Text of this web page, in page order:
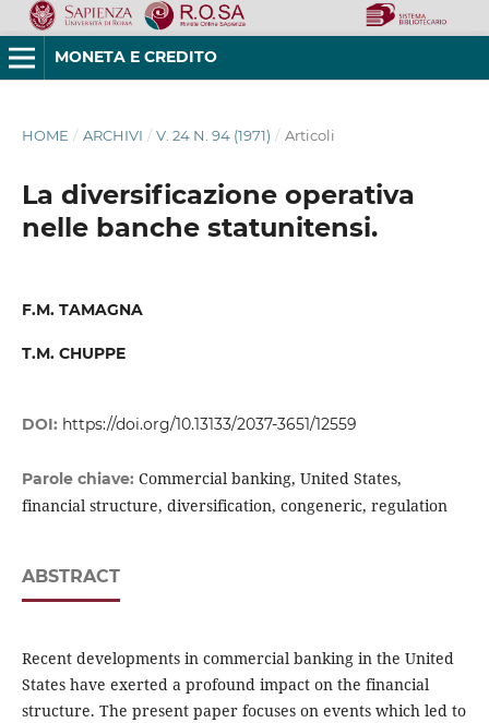
MONETA E CREDITO
HOME / ARCHIVI / V. 24 N. 94 (1971) / Articoli
La diversificazione operativa
nelle banche statunitensi.
F.M. TAMAGNA
T.M. CHUPPE
DOI: https://doi.org/10.13133/2037-3651/12559
Parole chiave: Commercial banking, United States,
financial structure, diversification, congeneric, regulation
ABSTRACT
Recent developments in commercial banking in the United
States have exerted a profound impact on the financial
structure. The present paper focuses on events which led to